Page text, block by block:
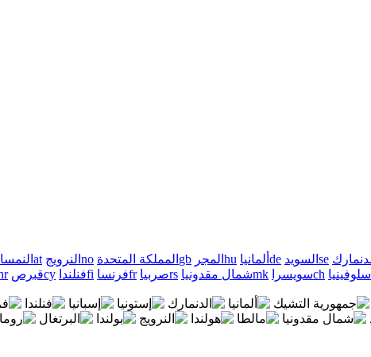
se السويد de ألمانيا hu المجر gb المملكة المتحدة no النرويج at النمسا
سلوفينيا chسويسرا mkشمال مقدونيا rsصربيا frفرنسا fiفنلندا cyقبرص